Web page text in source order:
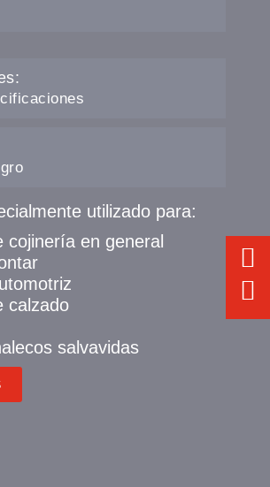
utilizado para:
cojinería en general
calzado
salvavidas